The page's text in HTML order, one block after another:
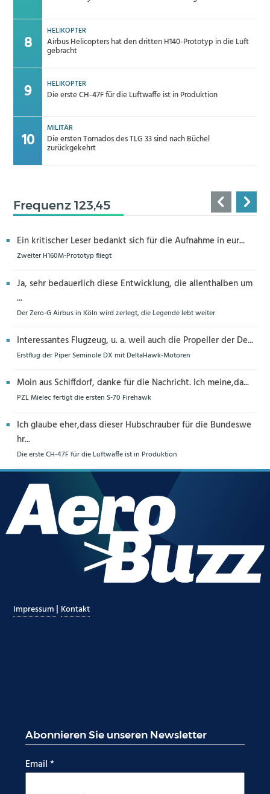
HELIKOPTER
Airbus Helicopters hat den dritten H140-Prototyp in die Luft
gebracht
HELIKOPTER
Die erste CH-47F für die Luftwaffe ist in Produktion
MILITÄR
Die ersten Tornados des TLG 33 sind nach Büchel
zurückgekehrt
Frequenz 123,45
Ein kritischer Leser bedankt sich für die Aufnahme in eur...
Zweiter H160M-Prototyp fliegt
Ja, sehr bedauerlich diese Entwicklung, die allenthalben um
...
Der Zero-G Airbus in Köln wird zerlegt, die Legende lebt weiter
Interessantes Flugzeug, u. a. weil auch die Propeller der De...
Erstflug der Piper Seminole DX mit DeltaHawk-Motoren
Moin aus Schiffdorf, danke für die Nachricht. Ich meine,da...
PZL Mielec fertigt die ersten S-70 Firehawk
Ich glaube eher,dass dieser Hubschrauber für die Bundeswe
hr...
Die erste CH-47F für die Luftwaffe ist in Produktion
Impressum | Kontakt
Abonnieren Sie unseren Newsletter
Email *